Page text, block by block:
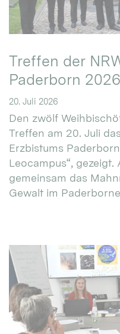
Treffen der
Paderborn 2026
20. Juli 2026
Den zwölf
Treffen am 20. Juli
Erzbistums
Leocampus“,
gemeinsam das
Gewalt im